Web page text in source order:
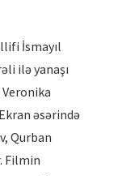
İsmayıl
ilə yanaşı
əsərində
Qurban
Filmin